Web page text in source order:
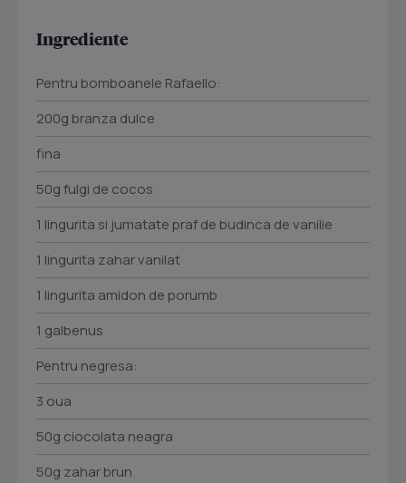
Ingrediente
Pentru bomboanele Rafaello:
200g branza dulce
fina
50g fulgi de cocos
1 lingurita si jumatate praf de budinca de vanilie
1 lingurita zahar vanilat
1 lingurita amidon de porumb
1 galbenus
Pentru negresa:
3 oua
50g ciocolata neagra
50g zahar brun